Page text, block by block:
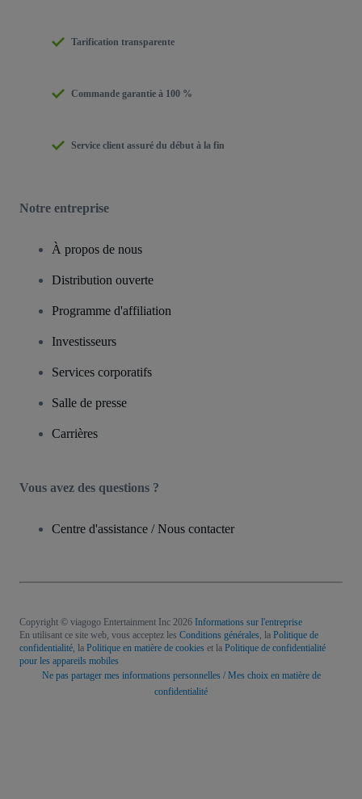
Tarification transparente
Commande garantie à 100 %
Service client assuré du début à la fin
Notre entreprise
À propos de nous
Distribution ouverte
Programme d'affiliation
Investisseurs
Services corporatifs
Salle de presse
Carrières
Vous avez des questions ?
Centre d'assistance / Nous contacter
Copyright © viagogo Entertainment Inc 2026 Informations sur l'entreprise
En utilisant ce site web, vous acceptez les Conditions générales, la Politique de
confidentialité, la Politique en matière de cookies et la Politique de confidentialité
pour les appareils mobiles
Ne pas partager mes informations personnelles / Mes choix en matière de
confidentialité